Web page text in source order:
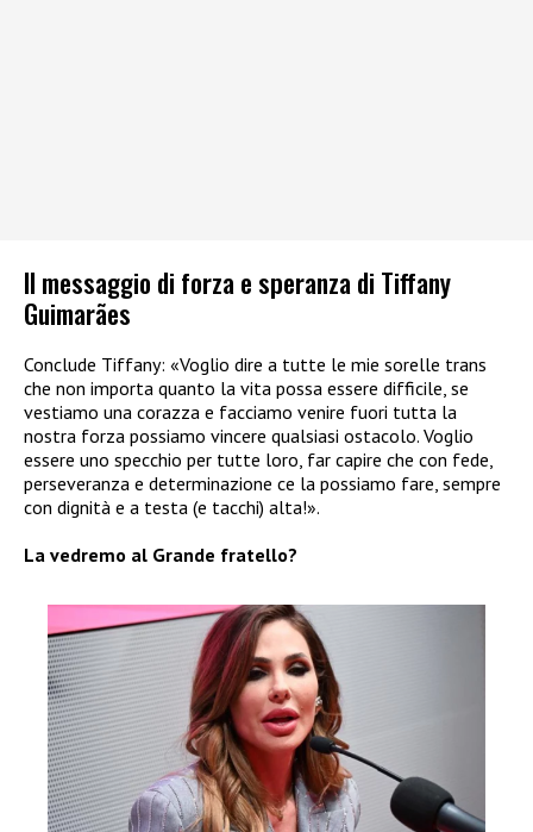
Il messaggio di forza e speranza di Tiffany
Guimarães
Conclude Tiffany: «Voglio dire a tutte le mie sorelle trans
che non importa quanto la vita possa essere difficile, se
vestiamo una corazza e facciamo venire fuori tutta la
nostra forza possiamo vincere qualsiasi ostacolo. Voglio
essere uno specchio per tutte loro, far capire che con fede,
perseveranza e determinazione ce la possiamo fare, sempre
con dignità e a testa (e tacchi) alta!».
La vedremo al Grande fratello?